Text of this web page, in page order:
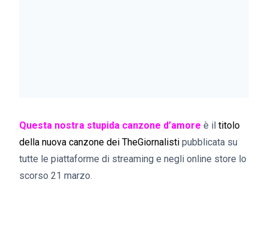
Questa nostra stupida canzone d’amore è il titolo
della nuova canzone dei TheGiornalisti pubblicata su
tutte le piattaforme di streaming e negli online store lo
scorso 21 marzo.